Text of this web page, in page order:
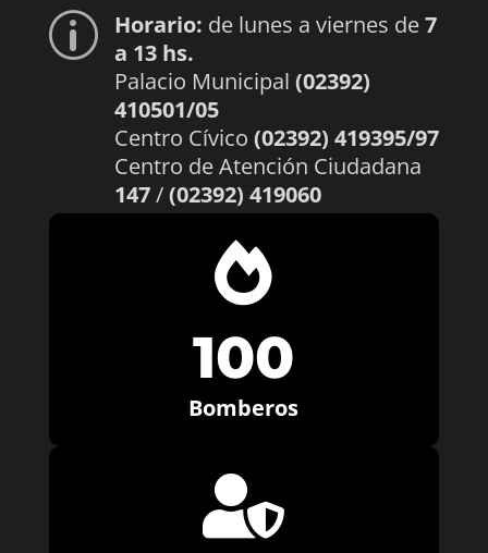
p Horario: de lunes a viernes de7
a 13 hs.
Palacio Municipal (02392)
410501/05
Centro Cívico (02392) 419395/97
Centro de Atención Ciudadana
147/(02392) 419060

100
Bomberos
